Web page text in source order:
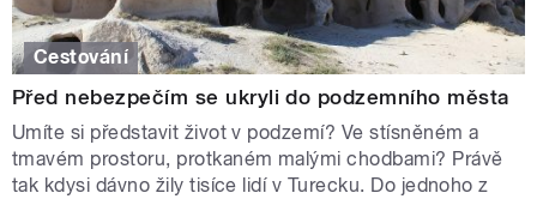
Cestování
Před nebezpečím se ukryli do podzemního města
Umíte si představit život v podzemí? Ve stísněném a
tmavém prostoru, protkaném malými chodbami? Právě
tak kdysi dávno žily tisíce lidí v Turecku. Do jednoho z